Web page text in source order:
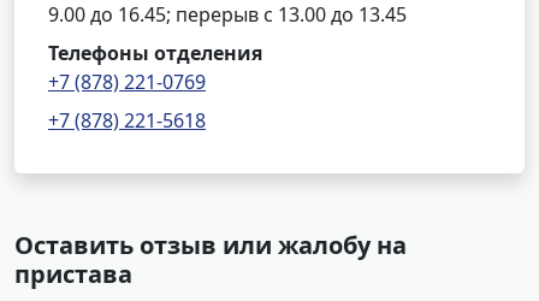
9.00 до 16.45; перерыв с 13.00 до 13.45
Телефоны отделения
+7 (878) 221-0769
+7 (878) 221-5618
Оставить отзыв или жалобу на
пристава